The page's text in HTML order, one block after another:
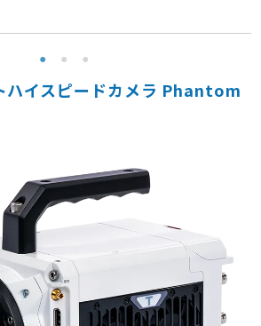
ハイスピードカメラ Phantom